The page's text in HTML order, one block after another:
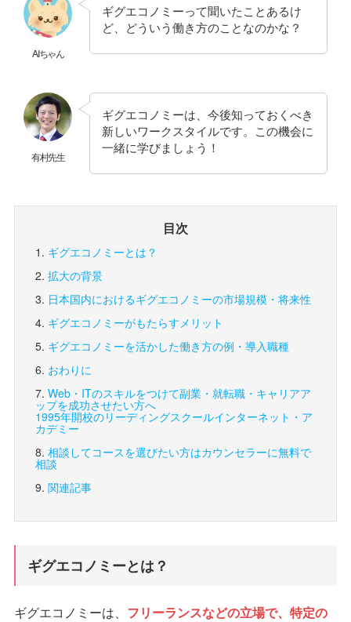
AIちゃん
ギグエコノミーって聞いたことあるけ
ど、どういう働き方のことなのかな？
有村先生
ギグエコノミーは、今後知っておくべき
新しいワークスタイルです。この機会に
一緒に学びましょう！
目次
ギグエコノミーとは？
拡大の背景
日本国内におけるギグエコノミーの市場規模・将来性
ギグエコノミーがもたらすメリット
ギグエコノミーを活かした働き方の例・導入職種
おわりに
Web・ITのスキルをつけて副業・就転職・キャリアア
ップを成功させたい方へ
1995年開校のリーディングスクールインターネット・ア
カデミー
相談してコースを選びたい方はカウンセラーに無料で
相談
関連記事
ギグエコノミーとは？
ギグエコノミーは、 フリーランスなどの立場で、特定の